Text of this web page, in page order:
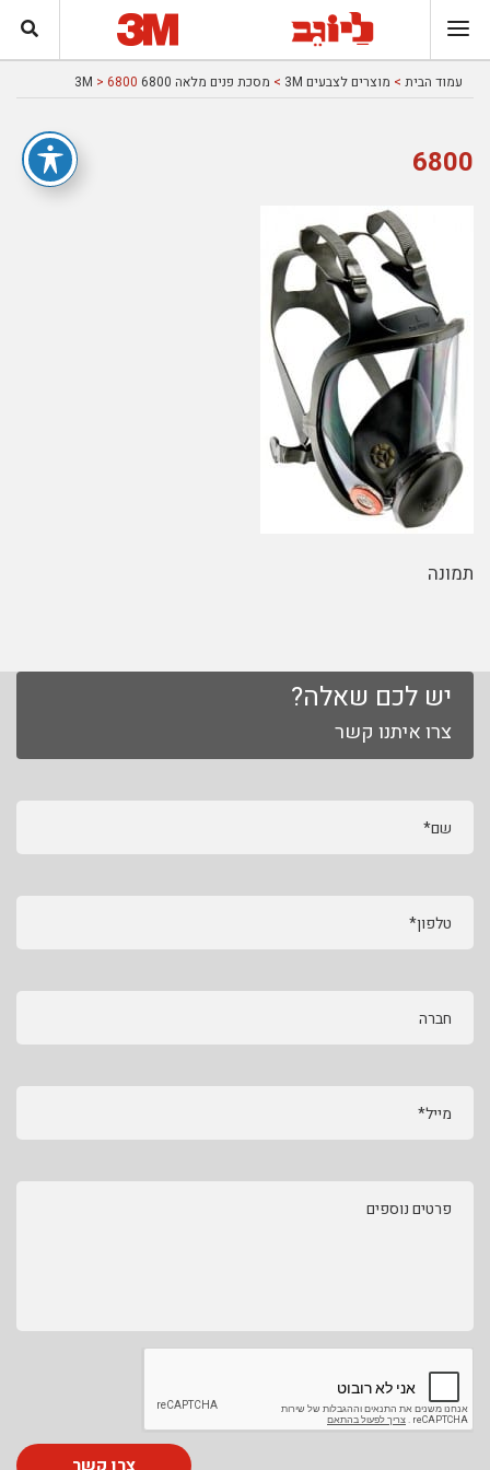
עמוד הבית > מוצרים לצבעים 3M > מסכת פנים מלאה 6800 3M > 6800
6800
תמונה
יש לכם שאלה?
צרו איתנו קשר
שם*
טלפון*
חברה
מייל*
פרטים נוספים